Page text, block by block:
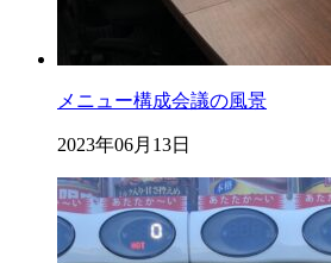
メニュー構成会議の風景
2023年06月13日